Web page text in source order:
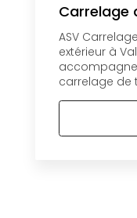
Carrelage
ASV
extérieur à
carrelage de